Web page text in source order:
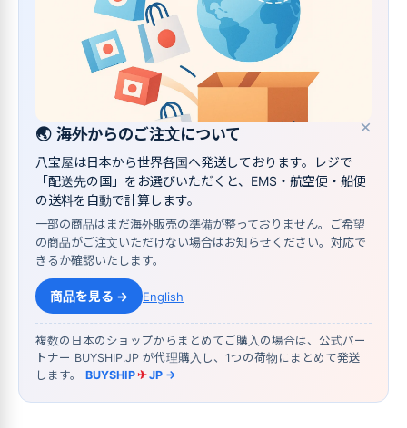
×
🌏 海外からのご注文について
八宝屋は日本から世界各国へ発送しております。レジで
「配送先の国」をお選びいただくと、EMS・航空便・船便
の送料を自動で計算します。
一部の商品はまだ海外販売の準備が整っておりません。ご希望
の商品がご注文いただけない場合はお知らせください。対応で
きるか確認いたします。
商品を見る → English
複数の日本のショップからまとめてご購入の場合は、公式パー
トナー BUYSHIP.JP が代理購入し、1つの荷物にまとめて発送
します。 BUYSHIP✈JP →